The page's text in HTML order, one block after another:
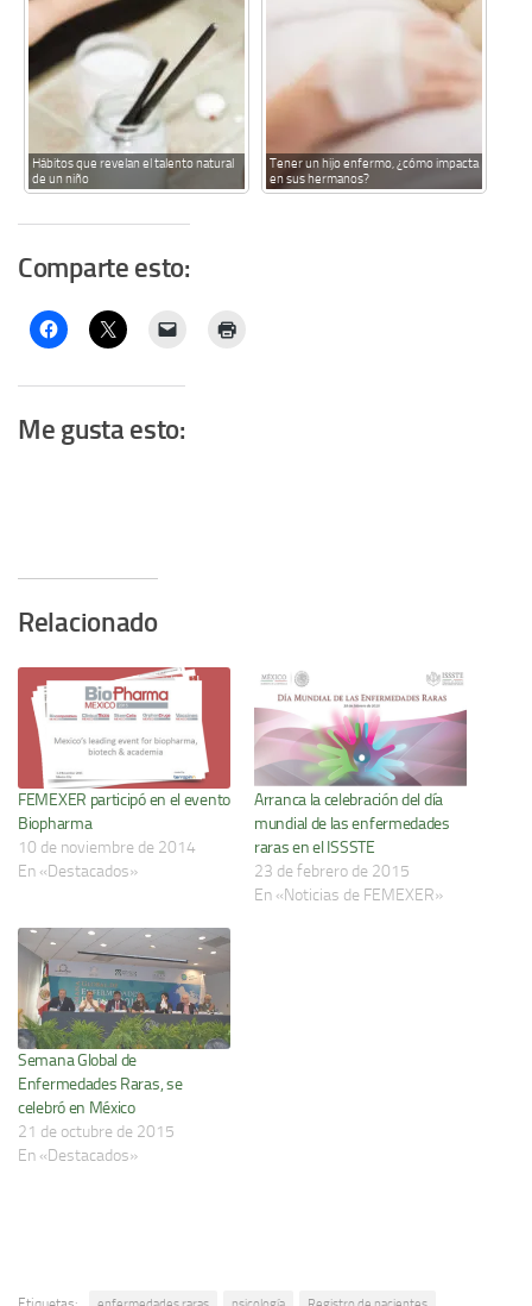
Hábitos que revelan el talento natural
de un niño
Tener un hijo enfermo, ¿cómo impacta
en sus hermanos?
Comparte esto:
Me gusta esto:
Relacionado
FEMEXER participó en el evento
Biopharma
10 de noviembre de 2014
En «Destacados»
Arranca la celebración del día
mundial de las enfermedades
raras en el ISSSTE
23 de febrero de 2015
En «Noticias de FEMEXER»
Semana Global de
Enfermedades Raras, se
celebró en México
21 de octubre de 2015
En «Destacados»